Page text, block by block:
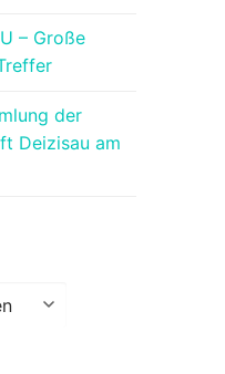
– Große
der
Deizisau am